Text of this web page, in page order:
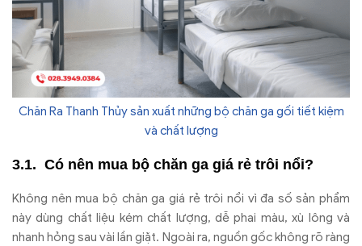
Chăn Ra Thanh Thủy sản xuất những bộ chăn ga gối tiết kiệm
và chất lượng
Có nên mua bộ chăn ga giá rẻ trôi nổi?
Không nên mua bộ chăn ga giá rẻ trôi nổi vìđa số sản phẩm
này dùng chất liệu kém chất l ượng, dễ phai màu, xù lông và
nhanh hỏng sau vài lần giặt. Ngoài ra, nguồn gốc không rõ ràng